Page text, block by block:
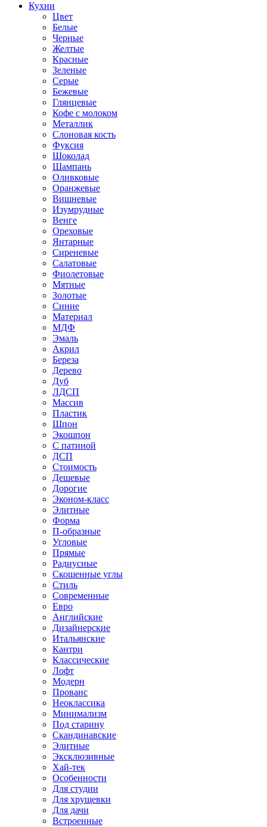
Кухни
Цвет
Белые
Черные
Желтые
Красные
Зеленые
Серые
Бежевые
Глянцевые
Кофе с молоком
Металлик
Слоновая кость
Фуксия
Шоколад
Шампань
Оливковые
Оранжевые
Вишневые
Изумрудные
Венге
Ореховые
Янтарные
Сиреневые
Салатовые
Фиолетовые
Мятные
Золотые
Синие
Материал
МДФ
Эмаль
Акрил
Береза
Дерево
Дуб
ЛДСП
Массив
Пластик
Шпон
Экошпон
С патиной
ДСП
Стоимость
Дешевые
Дорогие
Эконом-класс
Элитные
Форма
П-образные
Угловые
Прямые
Радиусные
Скошенные углы
Стиль
Современные
Евро
Английские
Дизайнерские
Итальянские
Кантри
Классические
Лофт
Модерн
Прованс
Неоклассика
Минимализм
Под старину
Скандинавские
Элитные
Эксклюзивные
Хай-тек
Особенности
Для студии
Для хрущевки
Для дачи
Встроенные